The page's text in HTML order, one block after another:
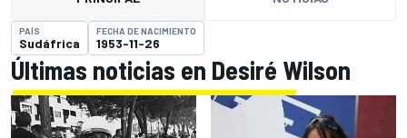
PAÍS
Sudáfrica
FECHA DE NACIMIENTO
1953-11-26
Últimas noticias en Desiré Wilson